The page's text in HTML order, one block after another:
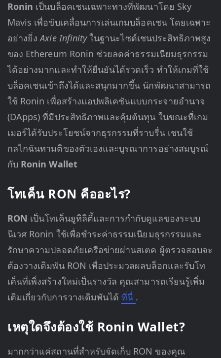
Ronin เป็นบล็อคเชนเฉพาะทางที่พัฒนาโดย Sky
Mavis เพื่อขับเคลื่อนการเล่นเกมบล็อคเชน โดยเฉพาะ
อย่างยิ่งAxie Infinityในฐานะไซด์เชนประสิทธิภาพสูง
ของ Ethereum Ronin ช่วยลดค่าธรรมเนียมธุรกรรม
ได้อย่างมากและทำให้ยืนยันได้รวดเร็ว ทำให้เกมที่ใช้
บล็อคเชนเข้าถึงได้และสนุกมากขึ้น นักพัฒนาสามารถ
ใช้ Ronin เพื่อสร้างแอปพลิเคชันแบบกระจายอำนาจ
(DApps) ที่มีประสิทธิภาพและคุ้มต้นทุน ในขณะที่เกม
เมอร์ได้รับประโยชน์จากธุรกรรมที่ราบรื่น เชนใช้
กลไกฉันทามติของตัวเองและบูรณาการอย่างสมบูรณ์
กับ Ronin Wallet
โทเค็น RON คืออะไร?
RON เป็นโทเค็นยูทิลิตี้และการกำกับดูแลของระบบ
นิเวศ Ronin ใช้เพื่อชำระค่าธรรมเนียมธุรกรรมและ
รักษาความปลอดภัยเครือข่ายผ่านสเตค ผู้ตรวจสอบจะ
ต้องวางเดิมพัน RON เพื่อประมวลผลบล็อกและรับโท
เค็นที่เพิ่งสร้างใหม่เป็นรางวัล คุณสามารถเรียนรู้เพิ่ม
เติมเกี่ยวกับการวางเดิมพันได้ที่นี่ .
เหตุใดจึงต้องใช้ Ronin Wallet?
มากกว่าแค่สถานที่สำหรับจัดเก็บ RON ของคุณ